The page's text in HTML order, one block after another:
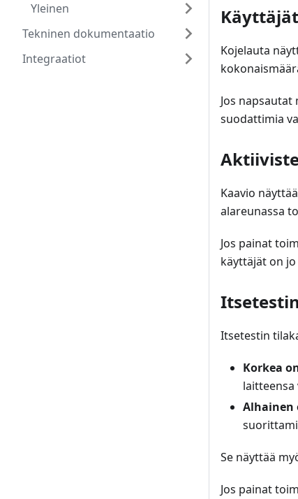
Yleinen
Tekninen dokumentaatio
Integraatiot
Kojelauta
Jos
suodattimia
Kaavio
alareunassa
Jos painat
käyttäjät on
Itsetestin
Korkea
Alhainen
Se näyttää
Jos painat